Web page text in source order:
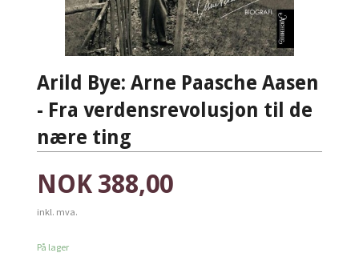
Arild Bye: Arne Paasche Aasen
- Fra verdensrevolusjon til de
nære ting
Pris
NOK 388,00
inkl. mva.
På lager